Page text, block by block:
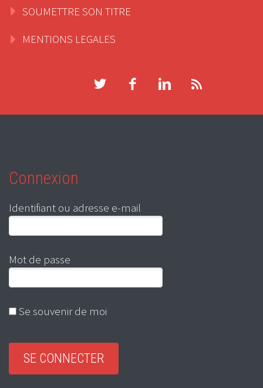
SOUMETTRE SON TITRE
MENTIONS LEGALES
Connexion
Identifiant ou adresse e-mail
Mot de passe
Se souvenir de moi